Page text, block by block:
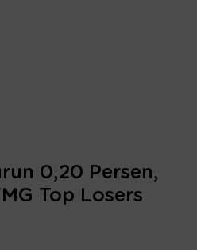
0,20 Persen,
Top Losers